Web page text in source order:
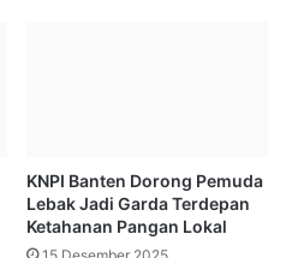
KNPI Banten Dorong Pemuda
Lebak Jadi Garda Terdepan
Ketahanan Pangan Lokal